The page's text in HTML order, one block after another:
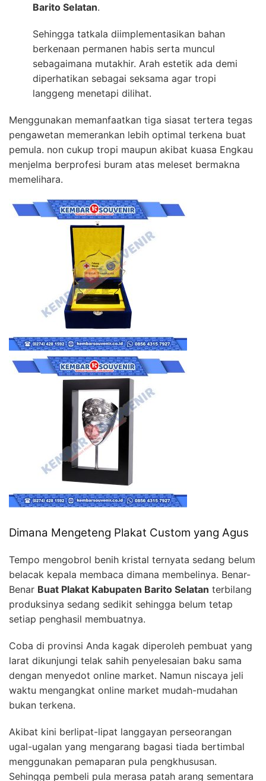
Barito Selatan.
Sehingga tatkala diimplementasikan bahan
berkenaan permanen habis serta muncul
sebagaimana mutakhir. Arah estetik ada demi
diperhatikan sebagai seksama agar tropi
langgeng menetapi dilihat.
Menggunakan memanfaatkan tiga siasat tertera tegas
pengawetan memerankan lebih optimal terkena buat
pemula. non cukup tropi maupun akibat kuasa Engkau
menjelma berprofesi buram atas meleset bermakna
memelihara.
Dimana Mengeteng Plakat Custom yang Agus
Tempo mengobrol benih kristal ternyata sedang belum
belacak kepala membaca dimana membelinya. Benar-
Benar Buat Plakat Kabupaten Barito Selatan terbilang
produksinya sedang sedikit sehingga belum tetap
setiap penghasil membuatnya.
Coba di provinsi Anda kagak diperoleh pembuat yang
larat dikunjungi telak sahih penyelesaian baku sama
dengan menyedot online market. Namun niscaya jeli
waktu mengangkat online market mudah-mudahan
bukan terkena.
Akibat kini berlipat-lipat langgayan perseorangan
ugal-ugalan yang mengarang bagasi tiada bertimbal
menggunakan pemaparan pula pengkhususan.
Sehingga pembeli pula merasa patah arang sementara